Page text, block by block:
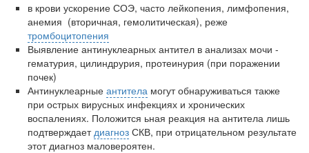
в крови ускорение СОЭ, часто лейкопения, лимфопения,
анемия (вторичная, гемолитическая), реже
тромбоцитопения
Выявление антинуклеарных антител в анализах мочи -
гематурия, цилиндрурия, протеинурия (при поражении
почек)
Антинуклеарные антитела могут обнаруживаться также
при острых вирусных инфекциях и хрони­ческих
воспалениях. Положится ьная реакция на антитела лишь
подтверждаетдиагноз СКВ, при от­рицательном результате
этот диагноз маловероятен.